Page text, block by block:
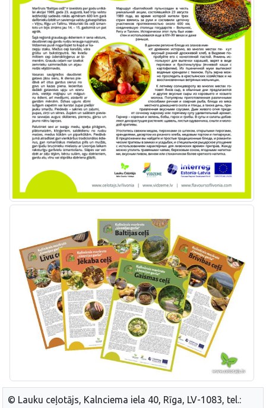
© Lauku ceļotājs, Kalnciema iela 40, Rīga, LV-1083, tel.: